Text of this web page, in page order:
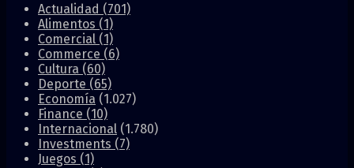
Actualidad (701)
Alimentos (1)
Comercial (1)
Commerce (6)
Cultura (60)
Deporte (65)
Economía (1.027)
Finance (10)
Internacional (1.780)
Investments (7)
Juegos (1)